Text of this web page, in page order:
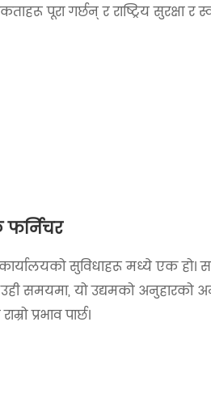
पूरा गर्छन् र राष्ट्रिय सुरक्षा र
फर्निचर
सुविधाहरू मध्ये एक हो।
समयमा, यो उद्यमको अनुहारको
प्रभाव पार्छ।